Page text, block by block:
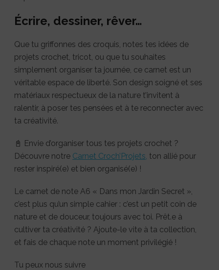
Écrire, dessiner, rêver…
Que tu griffonnes des croquis, notes tes idées de
projets crochet, tricot, ou que tu souhaites
simplement organiser ta journée, ce carnet est un
véritable espace de liberté. Son design soigné et ses
matériaux respectueux de la nature t’invitent à
ralentir, à poser tes pensées et à te reconnecter avec
ta créativité.
📓 Envie d’organiser tous tes projets crochet ?
Découvre notre Carnet Croch’Projets, ton allié pour
rester inspiré(e) et bien organisé(e) !
Le carnet de note A6 « Dans mon Jardin Secret »,
c’est plus qu’un simple cahier : c’est un petit coin de
nature et de douceur, toujours avec toi. Prêt.e à
cultiver ta créativité ? Ajoute-le vite à ta collection,
et fais de chaque note un moment privilégié !
Tu peux nous suivre